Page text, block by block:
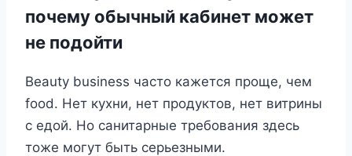
почему обычный кабинет может
не подойти
Beauty business часто кажется проще, чем
food. Нет кухни, нет продуктов, нет витрины
с едой. Но санитарные требования здесь
тоже могут быть серьезными.